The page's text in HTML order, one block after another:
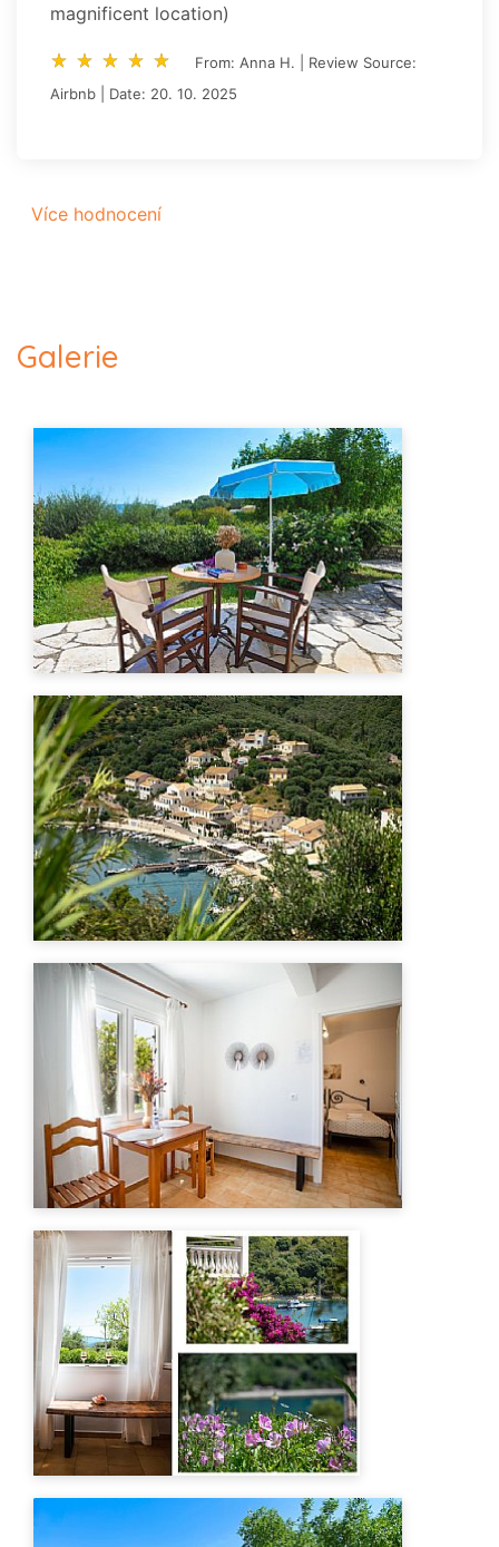
magnificent location)
star_rate star_rate star_rate star_rate star_rate
star_rate star_rate star_rate star_rate star_rate
From: Anna H. | Review Source:
Airbnb | Date: 20. 10. 2025
Více hodnocení
Galerie